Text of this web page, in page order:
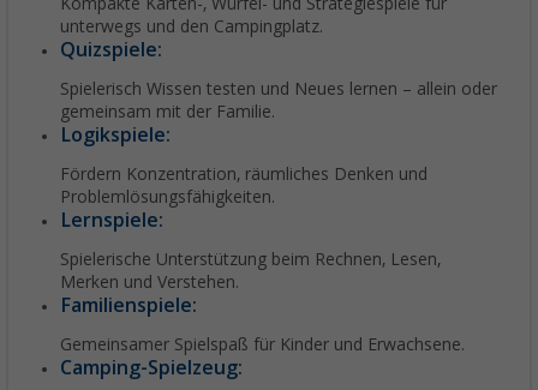
unterwegs und den Campingplatz.
Quizspiele:
Spielerisch Wissen testen und Neues lernen – allein oder
gemeinsam mit der Familie.
Logikspiele:
Fördern Konzentration, räumliches Denken und
Problemlösungsfähigkeiten.
Lernspiele:
Spielerische Unterstützung beim Rechnen, Lesen,
Merken und Verstehen.
Familienspiele:
Gemeinsamer Spielspaß für Kinder und Erwachsene.
Camping-Spielzeug: